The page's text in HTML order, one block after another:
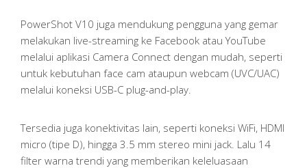
PowerShot V10 juga mendukung pengguna yang gemar
melakukan live-streaming ke Facebook atau YouTube
melalui aplikasi Camera Connect dengan mudah, seperti
untuk kebutuhan face cam ataupun webcam (UVC/UAC)
melalui koneksi USB-C plug-and-play.
Tersedia juga konektivitas lain, seperti koneksi WiFi, HDMI
micro (tipe D), hingga 3.5 mm stereo mini jack. Lalu 14
filter warna trendi yang memberikan keleluasaan